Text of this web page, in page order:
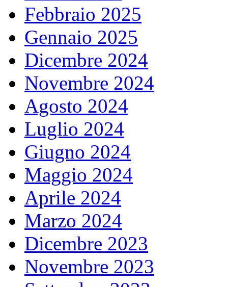
Febbraio 2025
Gennaio 2025
Dicembre 2024
Novembre 2024
Agosto 2024
Luglio 2024
Giugno 2024
Maggio 2024
Aprile 2024
Marzo 2024
Dicembre 2023
Novembre 2023